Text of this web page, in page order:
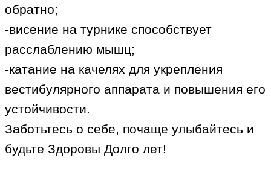
обратно;
-висение на турнике способствует
расслаблению мышц;
-катание на качелях для укрепления
вестибулярного аппарата и повышения его
устойчивости.
Заботьтесь о себе, почаще улыбайтесь и
будьте Здоровы Долго лет!